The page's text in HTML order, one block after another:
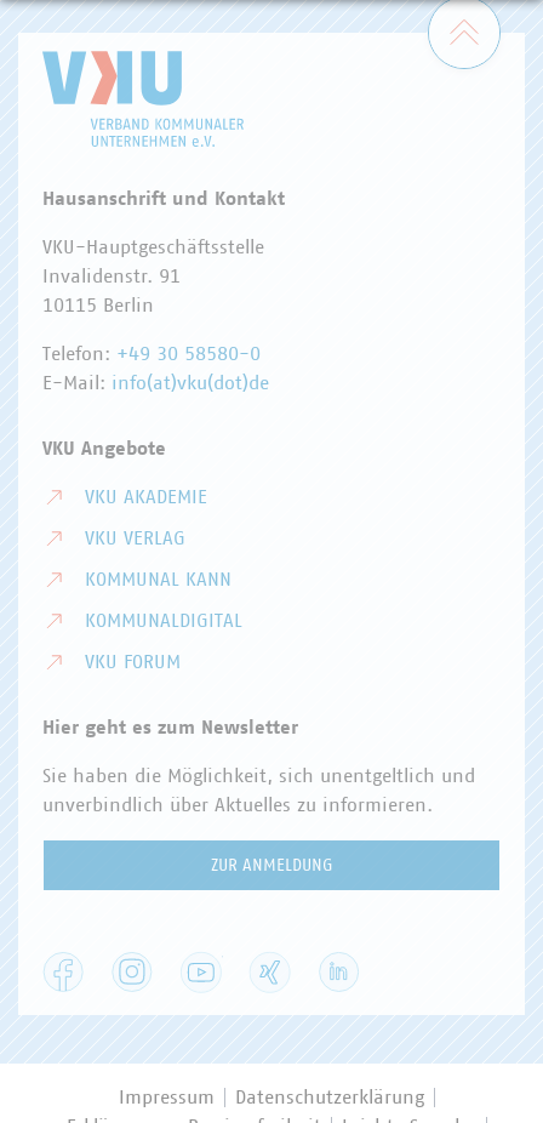
Zum
Hausanschrift und Kontakt
VKU-Hauptgeschäftsstelle
Invalidenstr. 91
10115 Berlin
Telefon: +49 30 58580-0
E-Mail: info(at)vku(dot)de
VKU Angebote
VKU AKADEMIE
VKU VERLAG
KOMMUNAL KANN
KOMMUNALDIGITAL
VKU FORUM
Hier geht es zum Newsletter
Sie haben die Möglichkeit, sich unentgeltlich und
unverbindlich über Aktuelles zu informieren.
ZUR ANMELDUNG
Facebook Instagram YouTube
Impressum
Datenschutzerklärung